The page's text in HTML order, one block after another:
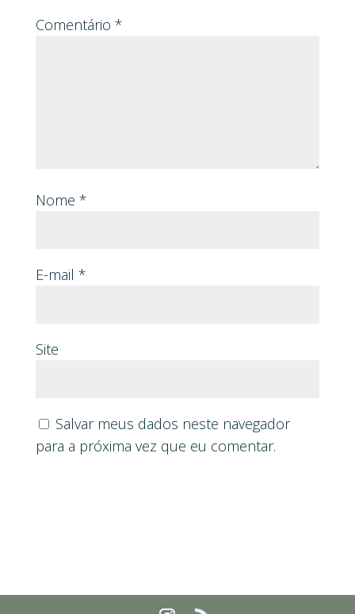
Comentário *
Nome *
E-mail *
Site
Salvar meus dados neste navegador
para a próxima vez que eu comentar.